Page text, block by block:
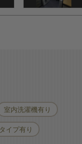
室内洗濯機有り
イプ有り